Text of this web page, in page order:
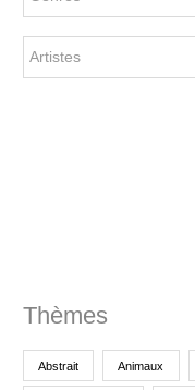
Thèmes
Abstrait Animaux
h